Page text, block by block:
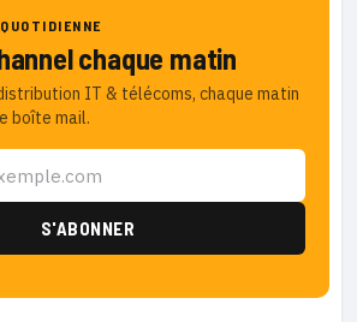
chaque matin
IT & télécoms, chaque matin
boîte mail.